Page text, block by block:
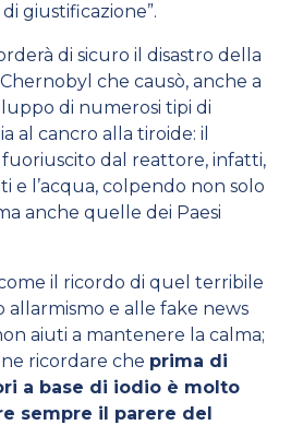
giustificazione”.
di sicuro il disastro della
che causò, anche a
di numerosi tipi di
al cancro alla tiroide: il
dal reattore, infatti,
e l’acqua, colpendo non solo
anche quelle dei Paesi
il ricordo di quel terribile
allarmismo e alle fake news
aiuti a mantenere la calma;
ricordare che prima di
a base di iodio è molto
sempre il parere del